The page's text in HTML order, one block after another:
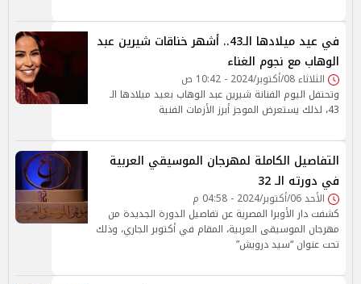
في عيد ميلادها الـ43.. أشهر خناقات شيرين عبد
الوهاب مع نجوم الغناء
الثلاثاء 08/أكتوبر/2024 - 10:42 ص
وتحتفل اليوم الفنانة شيرين عبد الوهاب بعيد ميلادها الـ
43، لذلك يستعرض الموجز أبرز الأزمات الفنية
التفاصيل الكاملة لمهرجان الموسيقي العربية
في دورته الـ 32
الأحد 06/أكتوبر/2024 - 04:58 م
كشفت دار الأوبرا المصرية عن تفاصيل الدورة الجديدة من
مهرجان الموسيقى العربية، المقام في أكتوبر الجاري، وذلك
تحت عنوان “سيد درويش”